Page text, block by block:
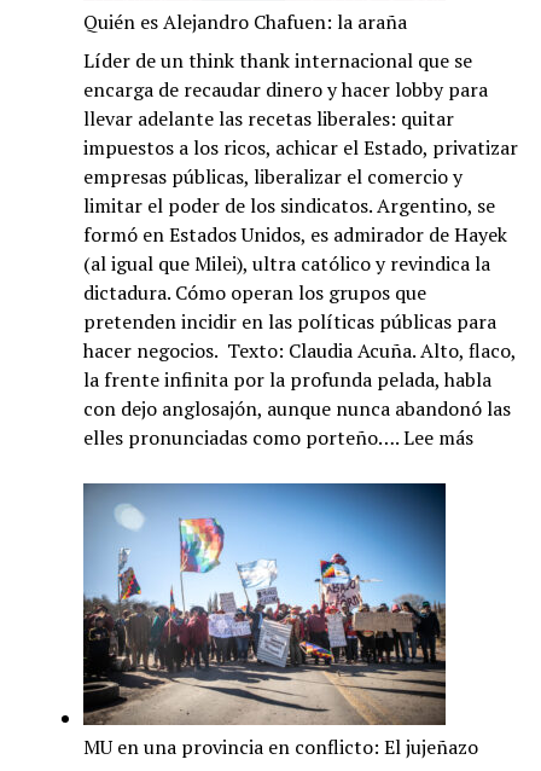
Quién es Alejandro Chafuen: la araña
Líder de un think thank internacional que se
encarga de recaudar dinero y hacer lobby para
llevar adelante las recetas liberales: quitar
impuestos a los ricos, achicar el Estado, privatizar
empresas públicas, liberalizar el comercio y
limitar el poder de los sindicatos. Argentino, se
formó en Estados Unidos, es admirador de Hayek
(al igual que Milei), ultra católico y revindica la
dictadura. Cómo operan los grupos que
pretenden incidir en las políticas públicas para
hacer negocios. Texto: Claudia Acuña. Alto, flaco,
la frente infinita por la profunda pelada, habla
con dejo anglosajón, aunque nunca abandonó las
elles pronunciadas como porteño….Lee más:
MU en una provincia en conflicto: El jujeñazo